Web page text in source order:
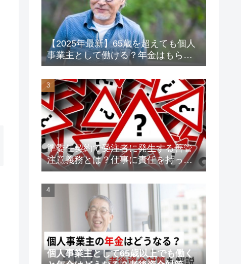
【2025年最新】65歳を超えても個人
事業主として働ける？年金はもらえ
る？老後資金対策も解説！
準委任契約で受注者に発生する善管
注意義務とは？仕事に責任を持って
トラブルを未然に防ごう！
個人事業主として65歳以上でも働く